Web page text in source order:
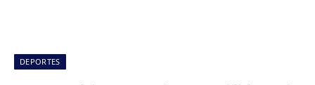
DEPORTES